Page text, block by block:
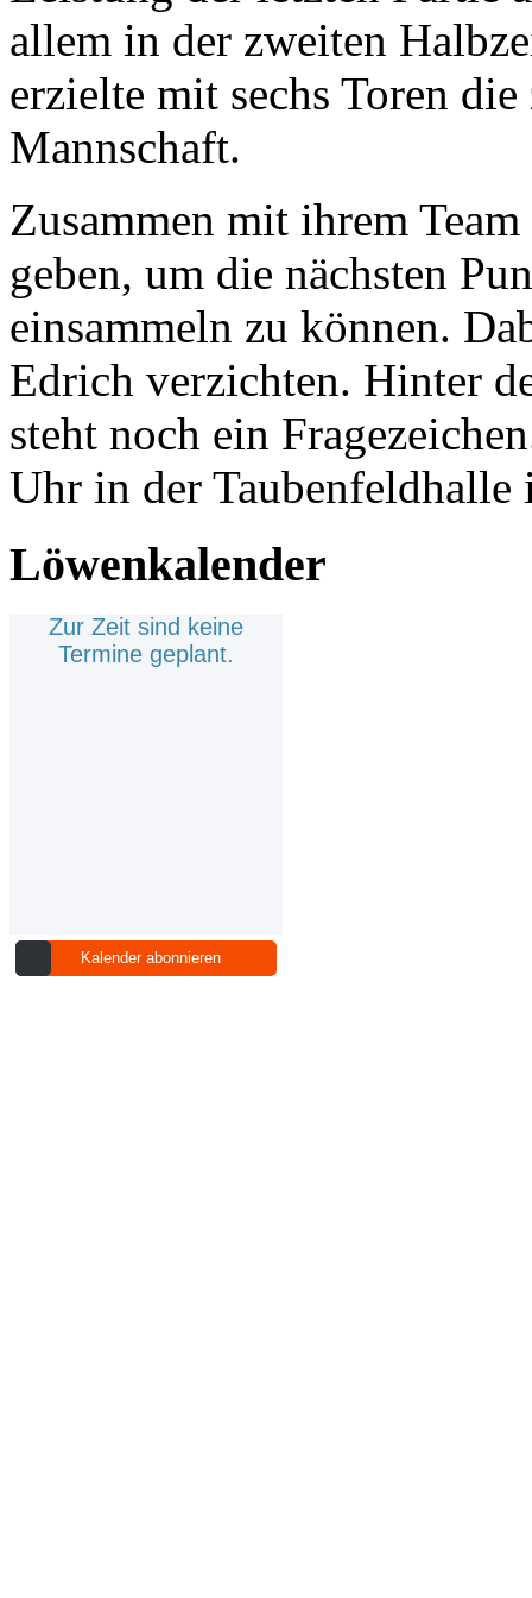
allem in der zweiten
erzielte mit sechs Toren
Mannschaft.
Zusammen mit ihrem
geben, um die nächsten
einsammeln zu können.
Edrich verzichten. Hinter
steht noch ein
Uhr in der Taubenfeldhalle
Löwenkalender